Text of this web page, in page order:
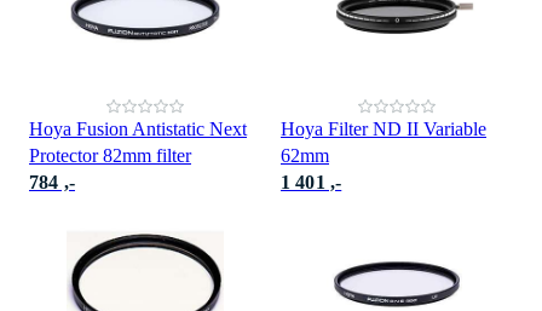
Hoya Fusion Antistatic Next
Protector 82mm filter
784 ,-
Hoya Filter ND II Variable
62mm
1 401 ,-